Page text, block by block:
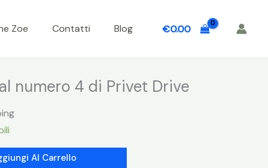
Zoe Contatti Blog €0.00
numero 4 di Privet Drive
Al Carrello